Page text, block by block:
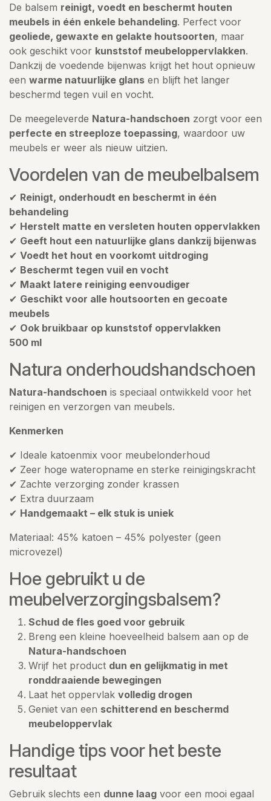
De balsem reinigt, voedt en beschermt houten
meubels in één enkele behandeling. Perfect voor
geoliede, gewaxte en gelakte houtsoorten, maar
ook geschikt voor kunststof meubeloppervlakken.
Dankzij de voedende bijenwas krijgt het hout opnieuw
een warme natuurlijke glans en blijft het langer
beschermd tegen vuil en vocht.
De meegeleverde Natura-handschoen zorgt voor een
perfecte en streeploze toepassing, waardoor uw
meubels er weer als nieuw uitzien.
Voordelen van de meubelbalsem
✔ Reinigt, onderhoudt en beschermt in één
behandeling
✔ Herstelt matte en versleten houten oppervlakken
✔ Geeft hout een natuurlijke glans dankzij bijenwas
✔ Voedt het hout en voorkomt uitdroging
✔ Beschermt tegen vuil en vocht
✔ Maakt latere reiniging eenvoudiger
✔ Geschikt voor alle houtsoorten en gecoate
meubels
✔ Ook bruikbaar op kunststof oppervlakken
500 ml
Natura onderhoudshandschoen
Natura-handschoen is speciaal ontwikkeld voor het
reinigen en verzorgen van meubels.
Kenmerken
✔ Ideale katoenmix voor meubelonderhoud
✔ Zeer hoge wateropname en sterke reinigingskracht
✔ Zachte verzorging zonder krassen
✔ Extra duurzaam
✔ Handgemaakt – elk stuk is uniek
Materiaal: 45% katoen – 45% polyester (geen
microvezel)
Hoe gebruikt u de
meubelverzorgingsbalsem?
Schud de fles goed voor gebruik
Breng een kleine hoeveelheid balsem aan op de
Natura-handschoen
Wrijf het product dun en gelijkmatig in met
ronddraaiende bewegingen
Laat het oppervlak volledig drogen
Geniet van een schitterend en beschermd
meubeloppervlak
Handige tips voor het beste
resultaat
Gebruik slechts een dunne laag voor een mooi egaal